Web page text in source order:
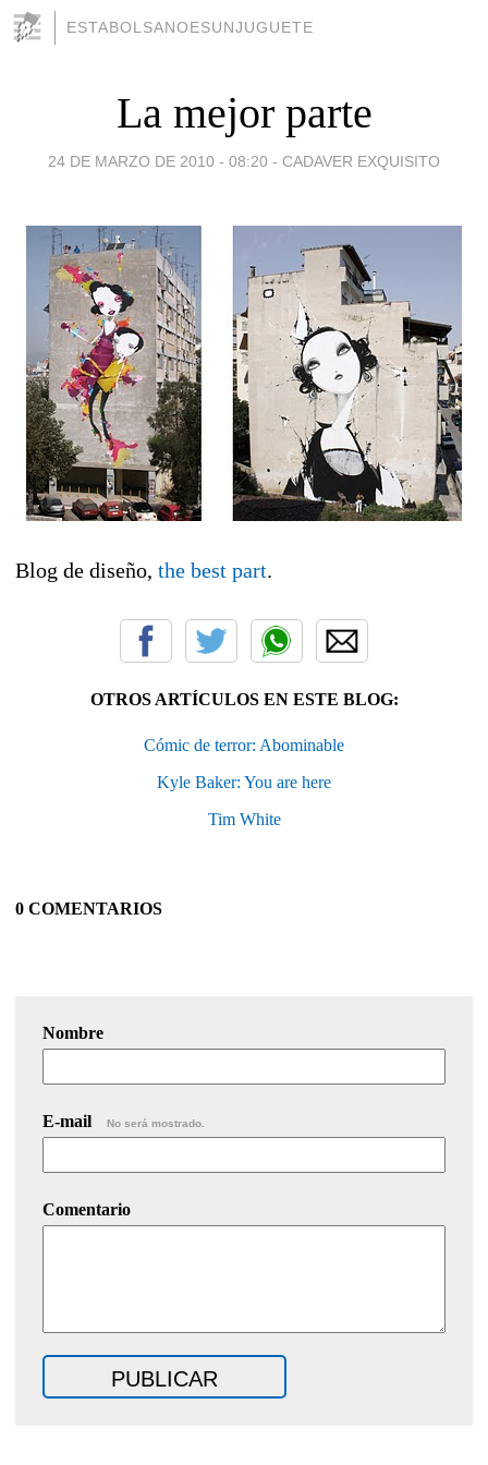
ESTABOLSANOESUNJUGUETE
La mejor parte
24 DE MARZO DE 2010 - 08:20 - CADAVER EXQUISITO
Blog de diseño, the best part.
OTROS ARTÍCULOS EN ESTE BLOG:
Cómic de terror: Abominable
Kyle Baker: You are here
Tim White
0 COMENTARIOS
Nombre
E-mail No será mostrado.
Comentario